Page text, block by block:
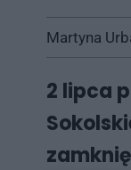
Martyna
2 lipca